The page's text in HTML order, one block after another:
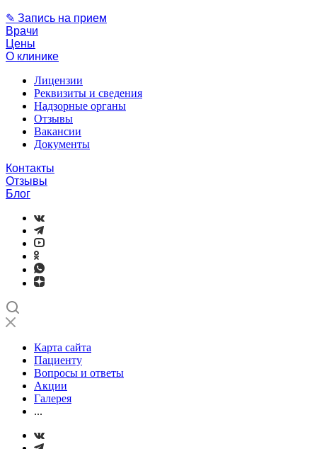
✎ Запись на прием
Врачи
Цены
О клинике
Лицензии
Реквизиты и сведения
Надзорные органы
Отзывы
Вакансии
Документы
Контакты
Отзывы
Блог
Карта сайта
Пациенту
Вопросы и ответы
Акции
Галерея
...